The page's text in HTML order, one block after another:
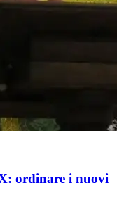
ordinare i nuovi